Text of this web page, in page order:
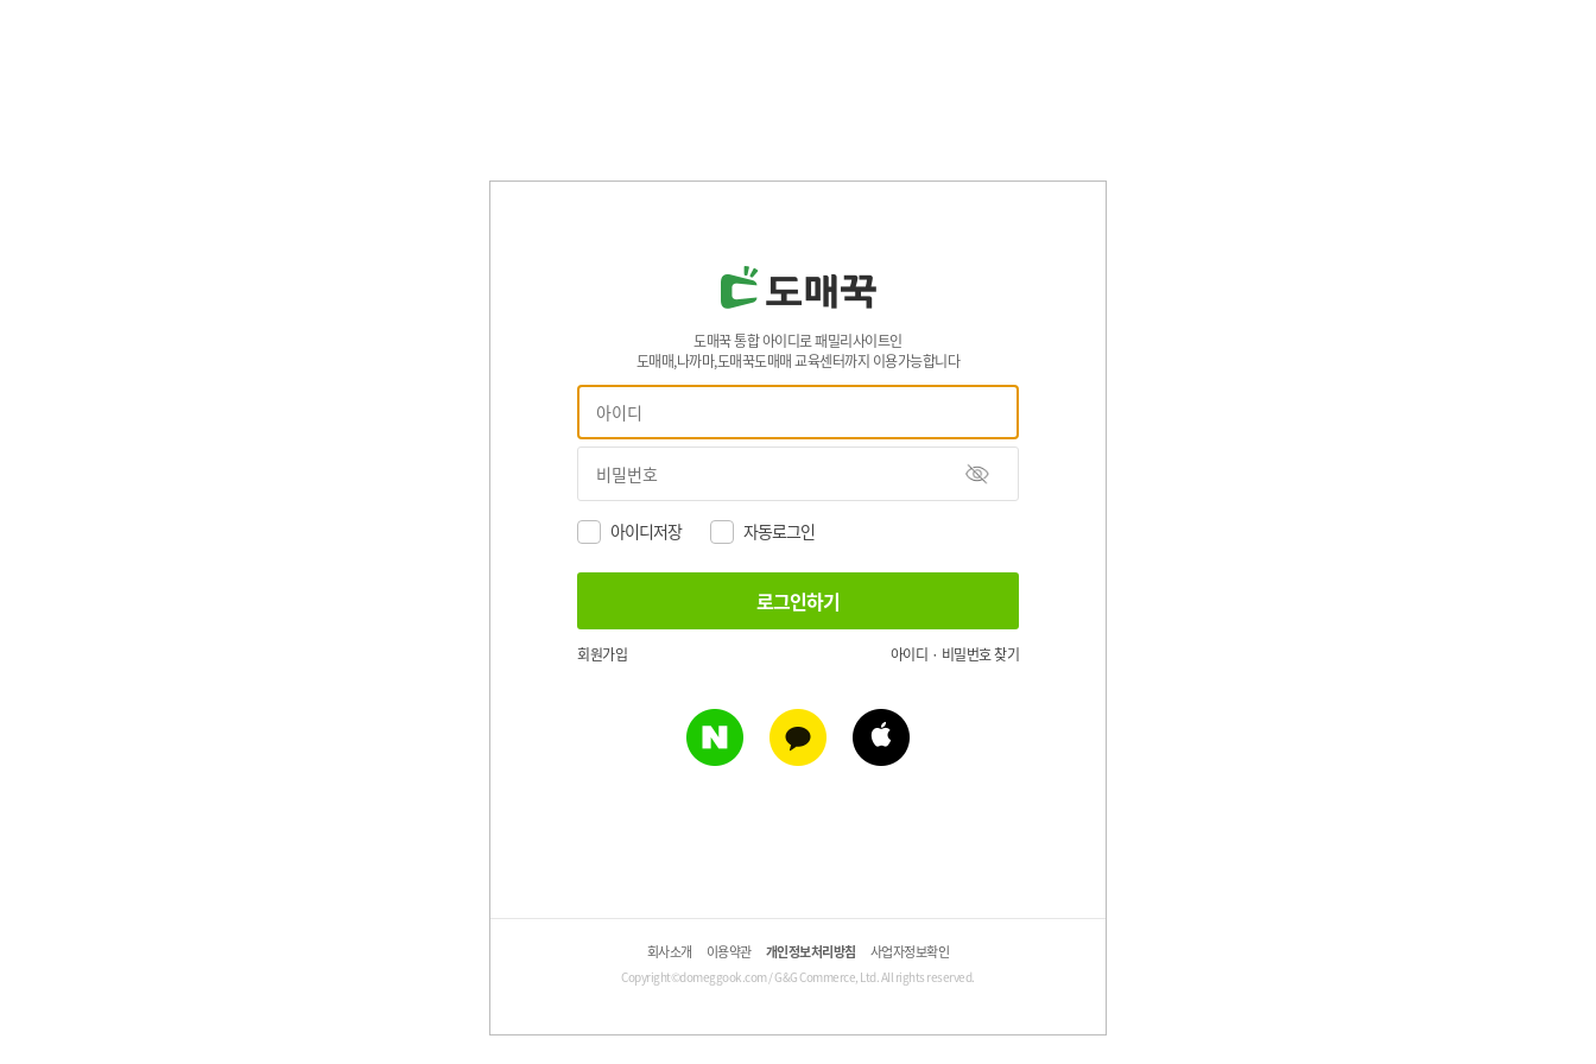
도매꾹 통합 아이디로 패밀리사이트인
도매매,나까마,도매꾹도매매 교육센터까지 이용가능합니다
아이디저장 자동로그인
회원가입 아이디 · 비밀번호 찾기
회사소개 이용약관 개인정보처리방침 사업자정보확인
Copyright©domeggook.com / G&G Commerce, Ltd. All rights reserved.